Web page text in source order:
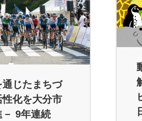
通じたまちづ
性化を大分市
－ 9年連続